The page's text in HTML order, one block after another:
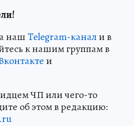
нашTelegram-канали в
к нашим группам в
и
ЧП или чего-то
об этом в редакцию: